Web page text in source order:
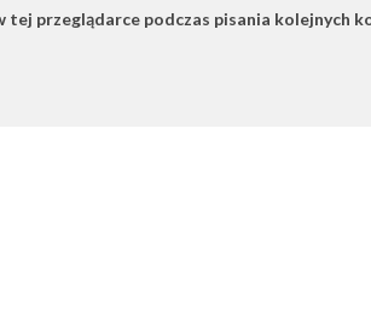
tej przeglądarce podczas pisania kolejnych